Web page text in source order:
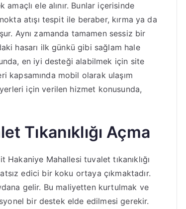
ele alınır. Bunlar içerisinde
atışı tespit ile beraber, kırma ya da
Aynı zamanda tamamen sessiz bir
hasarı ilk günkü gibi sağlam hale
en iyi desteği alabilmek için site
kapsamında mobil olarak ulaşım
için verilen hizmet konusunda,
Tıkanıklığı Açma
Mahallesi tuvalet tıkanıklığı
edici bir koku ortaya çıkmaktadır.
gelir. Bu maliyetten kurtulmak ve
bir destek elde edilmesi gerekir.